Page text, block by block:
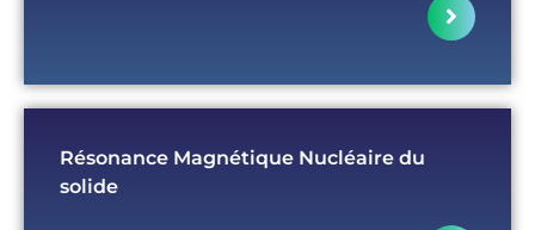
Résonance Magnétique Nucléaire du
solide